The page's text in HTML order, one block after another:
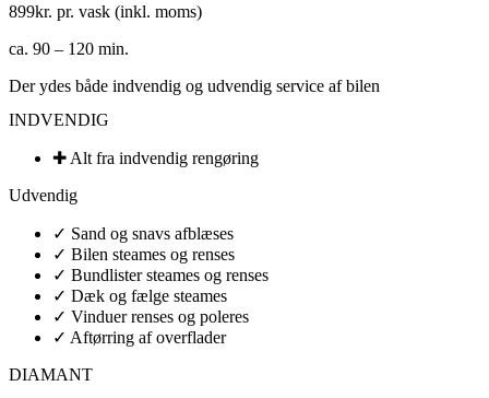
899kr. pr. vask (inkl. moms)
ca. 90 – 120 min.
Der ydes både indvendig og udvendig service af bilen
INDVENDIG
✚ Alt fra indvendig rengøring​
Udvendig
✓ Sand og snavs afblæses
✓ Bilen steames og renses
✓ Bundlister steames og renses
✓ Dæk og fælge steames
✓ Vinduer renses og poleres​
✓ Aftørring af overflader
DIAMANT